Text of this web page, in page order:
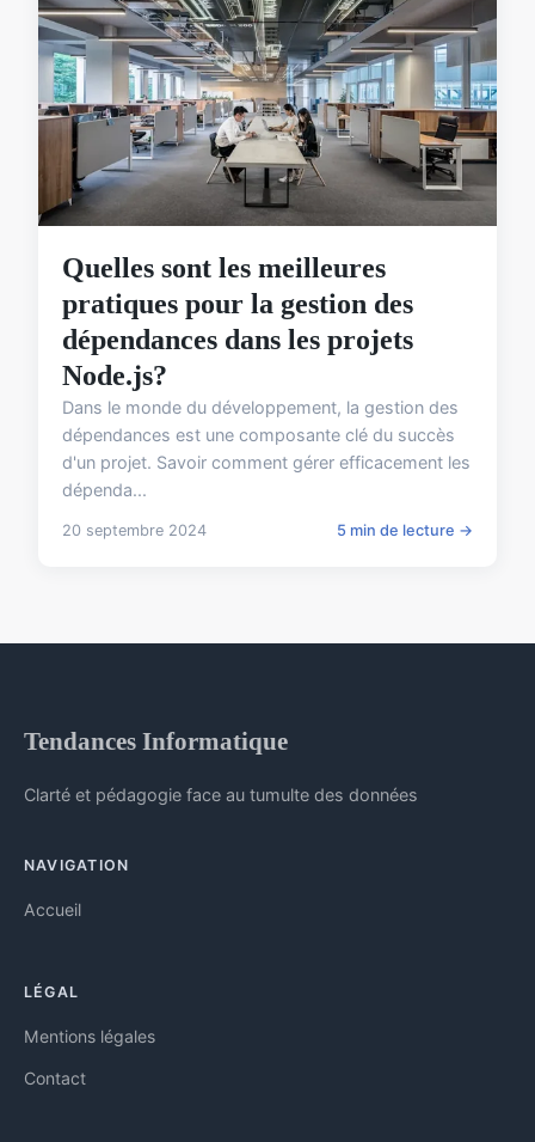
Quelles sont les meilleures
pratiques pour la gestion des
dépendances dans les projets
Node.js?
Dans le monde du développement, la gestion des
dépendances est une composante clé du succès
d'un projet. Savoir comment gérer efficacement les
dépenda...
20 septembre 2024 5 min de lecture →
Tendances Informatique
Clarté et pédagogie face au tumulte des données
NAVIGATION
Accueil
LÉGAL
Mentions légales
Contact